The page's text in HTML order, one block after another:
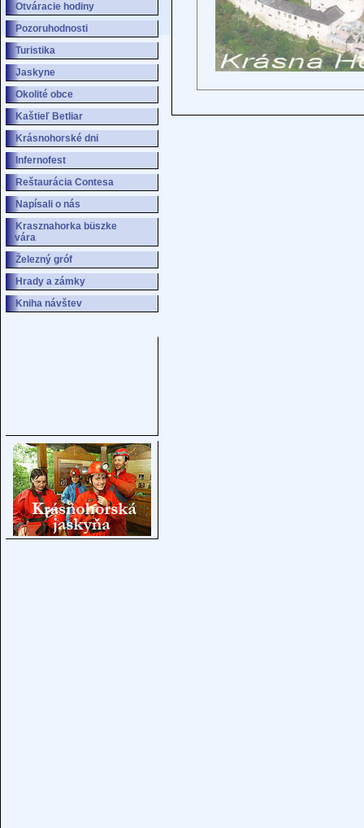
Otváracie hodiny
Pozoruhodnosti
Turistika
Jaskyne
Okolité obce
Kaštieľ Betliar
Krásnohorské dni
Infernofest
Reštaurácia Contesa
Napísali o nás
Krasznahorka büszke
vára
Železný gróf
Hrady a zámky
Kniha návštev